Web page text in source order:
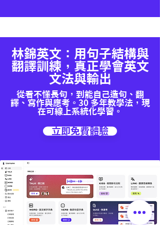
林錦英文：用句子結構與
翻譯訓練，真正學會英文
文法與輸出
從看不懂長句，到能自己造句、翻
譯、寫作與應考。30 多年教學法，現
在可線上系統化學習。
立即免費體驗